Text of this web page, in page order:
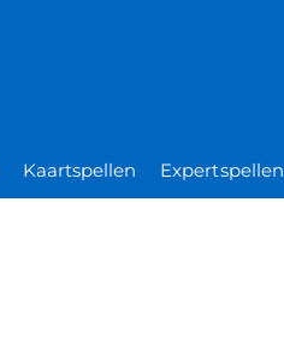
Kaartspellen Expertspellen